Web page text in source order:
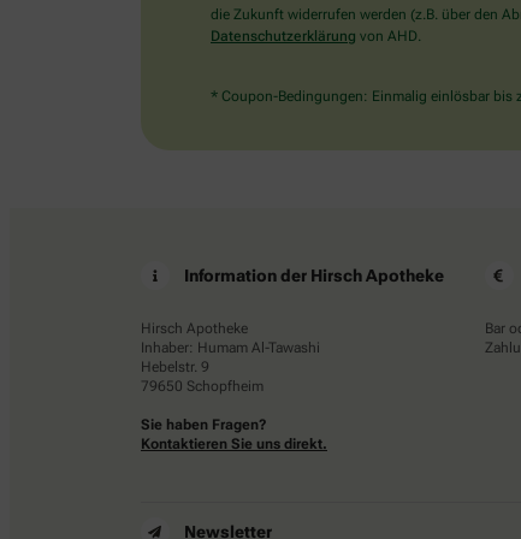
die Zukunft widerrufen werden (z.B. über den
Datenschutzerklärung von AHD.
* Coupon-Bedingungen: Einmalig einlösbar bis
Information der Hirsch Apotheke
Hirsch Apotheke
Inhaber: Humam Al-Tawashi
Hebelstr. 9
79650 Schopfheim
Sie haben Fragen?
Kontaktieren Sie uns direkt.
Bar
Newsletter